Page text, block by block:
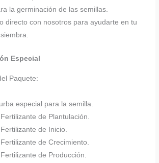
la germinación de las semillas.
directo con nosotros para ayudarte en tu
Especial
Paquete:
especial para la semilla.
de Plantulación.
de Inicio.
de Crecimiento.
de Producción.